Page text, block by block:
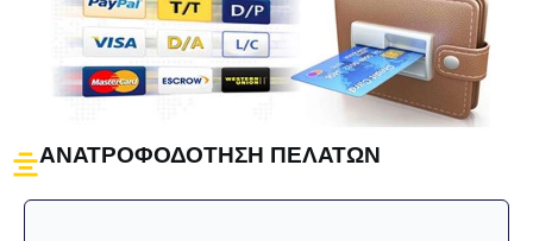
ΑΝΑΤΡΟΦΟΔΌΤΗΣΗ ΠΕΛΑΤΏΝ